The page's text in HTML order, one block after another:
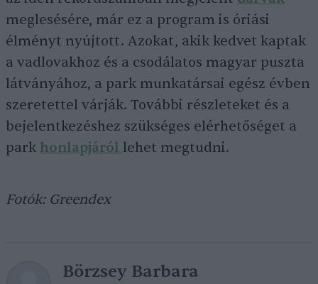
meglesésére, már ez a program is óriási
élményt nyújtott. Azokat, akik kedvet kaptak
a vadlovakhoz és a csodálatos magyar puszta
látványához, a park munkatársai egész évben
szeretettel várják. További részleteket és a
bejelentkezéshez szükséges elérhetőséget a
park honlapjáról lehet megtudni.
Fotók: Greendex
Börzsey Barbara